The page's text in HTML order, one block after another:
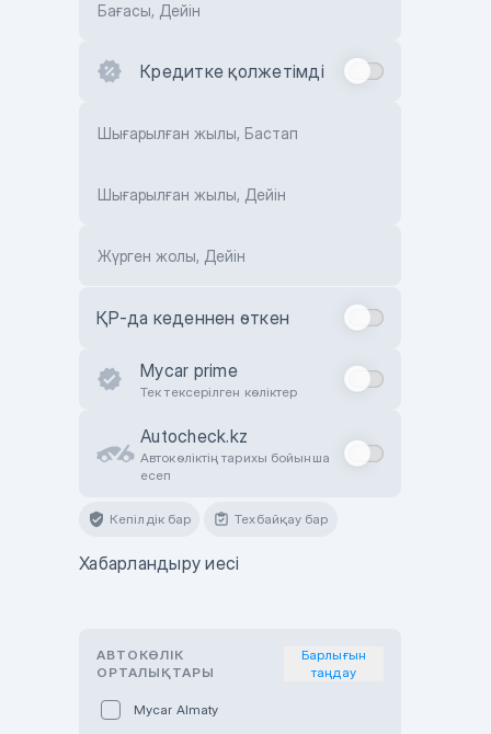
Бағасы, Дейін
Кредитке қолжетімді
Шығарылған жылы, Бастап
Шығарылған жылы, Дейін
Жүрген жолы, Дейін
ҚР-да кеденнен өткен
Mycar prime
Тек тексерілген көліктер
Autocheck.kz
Автокөліктің тарихы бойынша
есеп
Кепілдік бар Техбайқау бар
Хабарландыру иесі
АВТОКӨЛІК
ОРТАЛЫҚТАРЫ
Барлығын
таңдау
Mycar Almaty